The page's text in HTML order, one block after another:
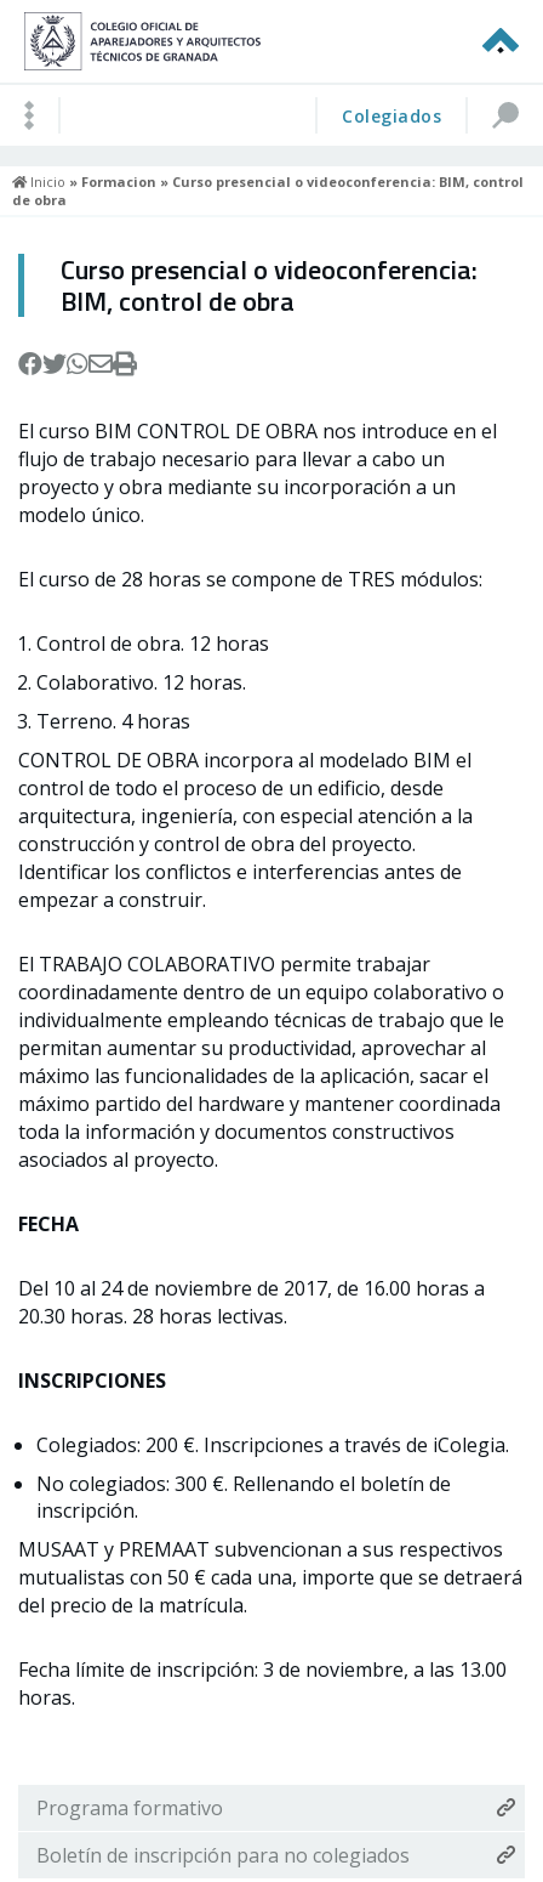
Colegiados
Inicio » Formacion » Curso presencial o videoconferencia: BIM, control
de obra
Curso presencial o videoconferencia:
BIM, control de obra
El curso BIM CONTROL DE OBRA nos introduce en el
flujo de trabajo necesario para llevar a cabo un
proyecto y obra mediante su incorporación a un
modelo único.
El curso de 28 horas se compone de TRES módulos:
Control de obra. 12 horas
Colaborativo. 12 horas.
Terreno. 4 horas
CONTROL DE OBRA incorpora al modelado BIM el
control de todo el proceso de un edificio, desde
arquitectura, ingeniería, con especial atención a la
construcción y control de obra del proyecto.
Identificar los conflictos e interferencias antes de
empezar a construir.
El TRABAJO COLABORATIVO permite trabajar
coordinadamente dentro de un equipo colaborativo o
individualmente empleando técnicas de trabajo que le
permitan aumentar su productividad, aprovechar al
máximo las funcionalidades de la aplicación, sacar el
máximo partido del hardware y mantener coordinada
toda la información y documentos constructivos
asociados al proyecto.
FECHA
Del 10 al 24 de noviembre de 2017, de 16.00 horas a
20.30 horas. 28 horas lectivas.
INSCRIPCIONES
Colegiados: 200 €. Inscripciones a través de iColegia.
No colegiados: 300 €. Rellenando el boletín de
inscripción.
MUSAAT y PREMAAT subvencionan a sus respectivos
mutualistas con 50 € cada una, importe que se detraerá
del precio de la matrícula.
Fecha límite de inscripción: 3 de noviembre, a las 13.00
horas.
Programa formativo
Boletín de inscripción para no colegiados